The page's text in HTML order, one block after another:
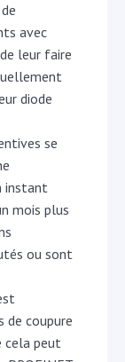
avec
leur faire
diode
se
instant
mois plus
ou sont
de coupure
cela peut